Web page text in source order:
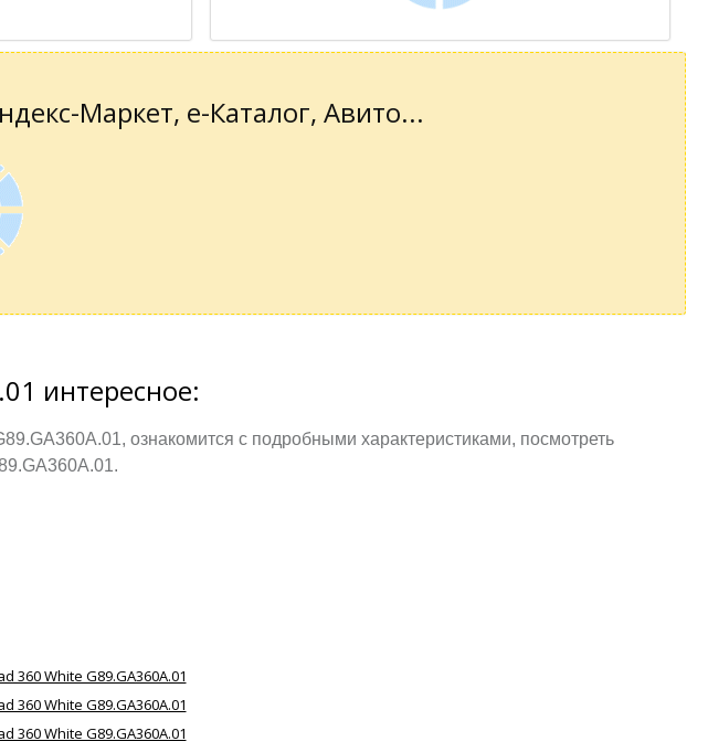
Маркет, е-Каталог, Авито...
интересное:
ознакомится с подробными характеристиками, посмотреть